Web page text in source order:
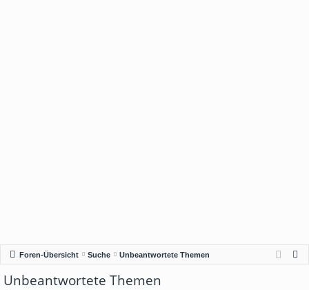
Foren-Übersicht Suche Unbeantwortete Themen
Unbeantwortete Themen